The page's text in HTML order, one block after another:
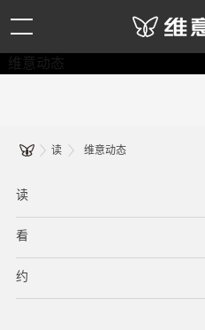
维意动态
读 维意动态
读
看
约